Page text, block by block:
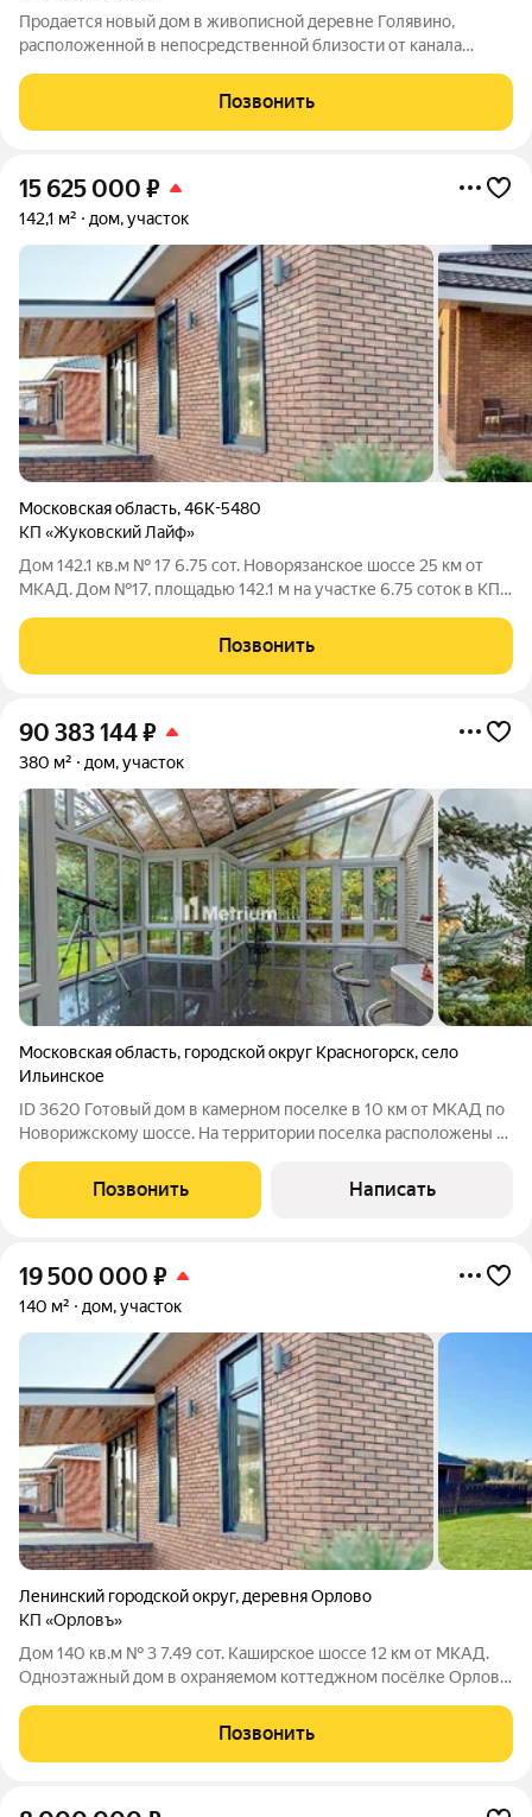
Продается новый дом в живописной деревне Голявино,
расположенной в непосредственной близости от канала
кв.м. построен с использованием современных материалов:
прочный пеноблок 40/60, утеплитель
Позвонить
15 625 000 ₽
142,1 м² дом, участок
Московская область,46К-5480
КП «Жуковский Лайф»
Дом 142.1 кв.м № 17 6.75 сот. Новорязанское шоссе 25 км от
МКАД. Дом №17, площадью 142.1 м на участке 6.75 соток в КП
вариант для тех, кто хочет жить в современном загородном
доме, где уже
Позвонить
90 383 144₽
380 м² дом, участок
Московская область, городской округ Красногорск,село
Ильинское
ID 3620 Готовый дом в камерном поселке в 10 км от МКАД по
Новорижскому шоссе. На территории поселка расположены 2
барбекю и большая детская площадка. Развитая
инфраструктура в шаговой
Позвонить Написать
19 500 000 ₽
140 м² дом, участок
Ленинский городской округ, деревня Орлово
КП «Орловъ»
Дом 140 кв.м № 3 7.49 сот. Каширское шоссе 12 км от МКАД.
Одноэтажный дом в охраняемом коттеджном посёлке Орловъ.
европейскому проекту, состоит из 3 спален, просторной
кухни-гостиной. Отопление и все
Позвонить